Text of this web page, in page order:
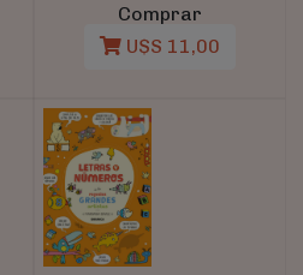
Comprar
U$S 11,00